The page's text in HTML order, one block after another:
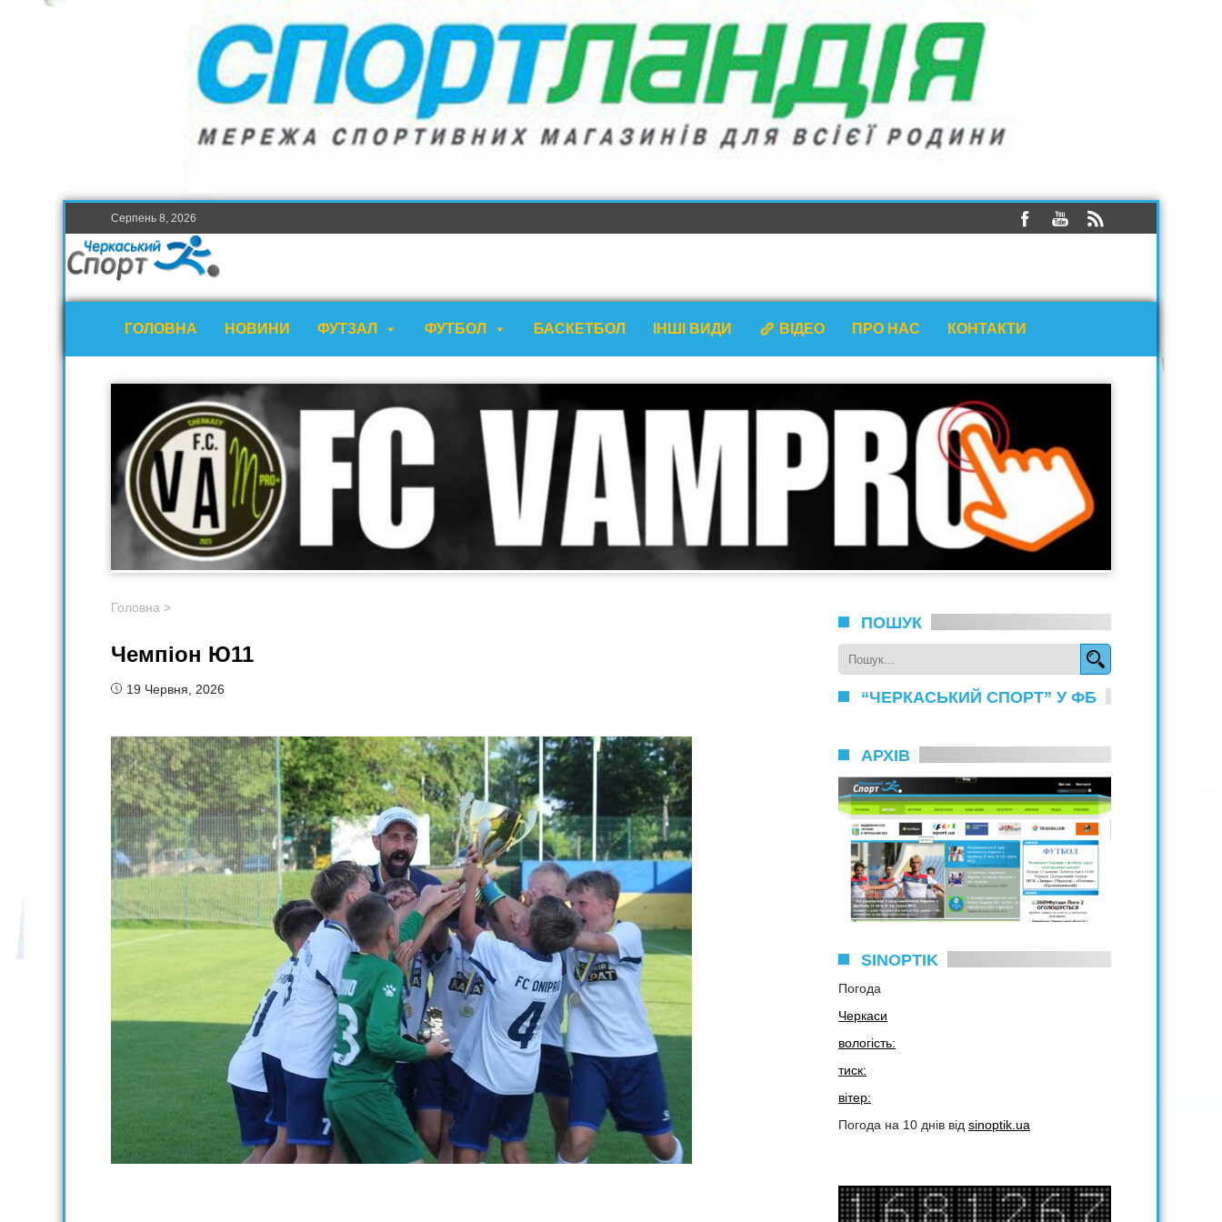
Серпень 8, 2026
ГОЛОВНА НОВИНИ ФУТЗАЛ ФУТБОЛ БАСКЕТБОЛ ІНШІ ВИДИ ВІДЕО ПРО НАС КОНТАКТИ
Головна >
Чемпіон Ю11
19 Червня, 2026
ПОШУК
“ЧЕРКАСЬКИЙ СПОРТ” У ФБ
АРХІВ
SINOPTIK
Погода
Черкаси
вологість:
тиск:
вітер:
Погода на 10 днів від sinoptik.ua